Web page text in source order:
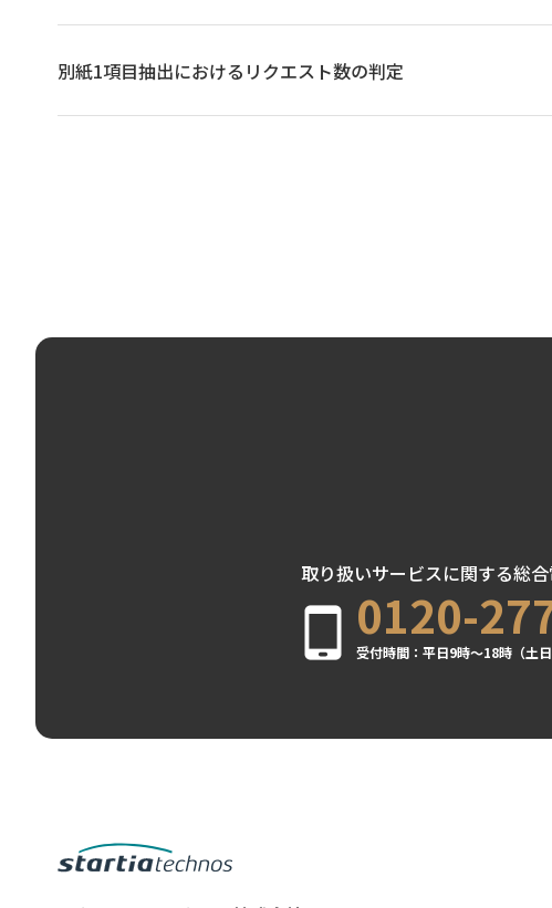
別紙1項目抽出におけるリクエスト数の判定
取り扱いサービスに関する総
0120-
受付時間：平日9時～18時（土日